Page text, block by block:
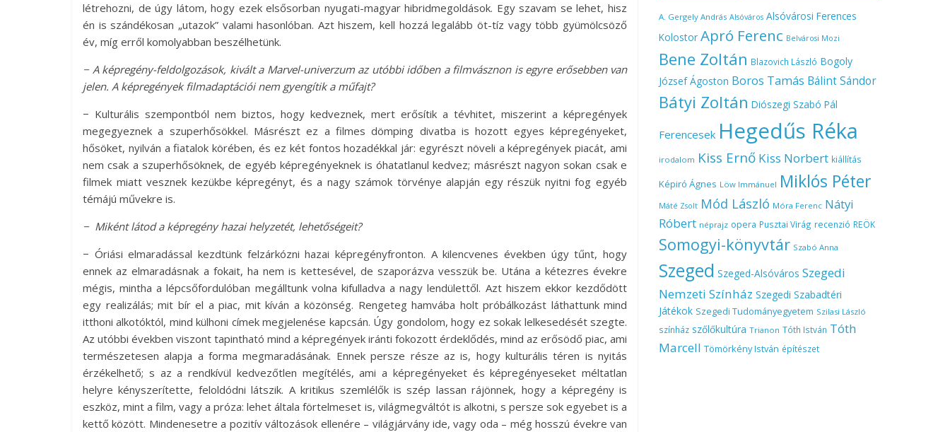
létrehozni, de úgy látom, hogy ezek elsősorban nyugati-magyar hibridmegoldások. Egy szavam se lehet, hisz
én is szándékosan „utazok” valami hasonlóban. Azt hiszem, kell hozzá legalább öt-tíz vagy több gyümölcsöző
év, míg erről komolyabban beszélhetünk.
− A képregény-feldolgozások, kivált a Marvel-univerzum az utóbbi időben a filmvásznon is egyre erősebben van
jelen. A képregények filmadaptációi nem gyengítik a műfajt?
− Kulturális szempontból nem biztos, hogy kedveznek, mert erősítik a tévhitet, miszerint a képregények
megegyeznek a szuperhősökkel. Másrészt ez a filmes dömping divatba is hozott egyes képregényeket,
hősöket, nyilván a fiatalok körében, és ez két fontos hozadékkal jár: egyrészt növeli a képregények piacát, ami
nem csak a szuperhősöknek, de egyéb képregényeknek is óhatatlanul kedvez; másrészt nagyon sokan csak e
filmek miatt vesznek kezükbe képregényt, és a nagy számok törvénye alapján egy részük nyitni fog egyéb
témájú művekre is.
− Miként látod a képregény hazai helyzetét, lehetőségeit?
− Óriási elmaradással kezdtünk felzárkózni hazai képregényfronton. A kilencvenes években úgy tűnt, hogy
ennek az elmaradásnak a fokait, ha nem is kettesével, de szaporázva vesszük be. Utána a kétezres évekre
mégis, mintha a lépcsőfordulóban megálltunk volna kifulladva a nagy lendülettől. Azt hiszem ekkor kezdődött
egy realizálás; mit bír el a piac, mit kíván a közönség. Rengeteg hamvába holt próbálkozást láthattunk mind
itthoni alkotóktól, mind külhoni címek megjelenése kapcsán. Úgy gondolom, hogy ez sokak lelkesedését szegte.
Az utóbbi években viszont tapintható mind a képregények iránti fokozott érdeklődés, mind az erősödő piac, ami
természetesen alapja a forma megmaradásának. Ennek persze része az is, hogy kulturális téren is nyitás
érzékelhető; s az a rendkívül kedvezőtlen megítélés, ami a képregényeket és képregényeseket méltatlan
helyre kényszerítette, feloldódni látszik. A kritikus szemlélők is szép lassan rájönnek, hogy a képregény is
eszköz, mint a film, vagy a próza: lehet általa förtelmeset is, világmegváltót is alkotni, s persze sok egyebet is a
kettő között. Mindenesetre a pozitív változások ellenére – világjárvány ide, vagy oda – még hosszú évekre van
A. Gergely András Alsóváros Alsóvárosi Ferences
Kolostor Apró Ferenc Belvárosi Mozi
Bene Zoltán Blazovich László Bogoly
József Ágoston Boros Tamás Bálint Sándor
Bátyi Zoltán Diószegi Szabó Pál
Ferencesek Hegedűs Réka
irodalom Kiss Ernő Kiss Norbert kiállítás
Képiró Ágnes Löw Immánuel Miklós Péter
Máté Zsolt Mód László Móra Ferenc Nátyi
Róbert néprajz opera Pusztai Virág recenzió REÖK
Somogyi-könyvtár Szabó Anna
Szeged Szeged-Alsóváros Szegedi
Nemzeti Színház Szegedi Szabadtéri
Játékok Szegedi Tudományegyetem Szilasi László
színház szőlőkultúra Trianon Tóth István Tóth
Marcell Tömörkény István építészet